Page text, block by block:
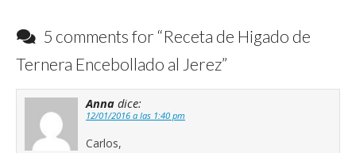
5 comments for “Receta de Higado de
Ternera Encebollado al Jerez”
Anna dice:
12/01/2016 a las 1:40 pm
Carlos,